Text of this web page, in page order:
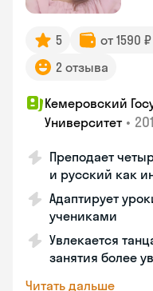
5 от 1590
2 отзыва
Кемеровский
Университет •
Преподает
и русский как
Адаптирует
учениками
Увлекается
занятия более
Читать дальше